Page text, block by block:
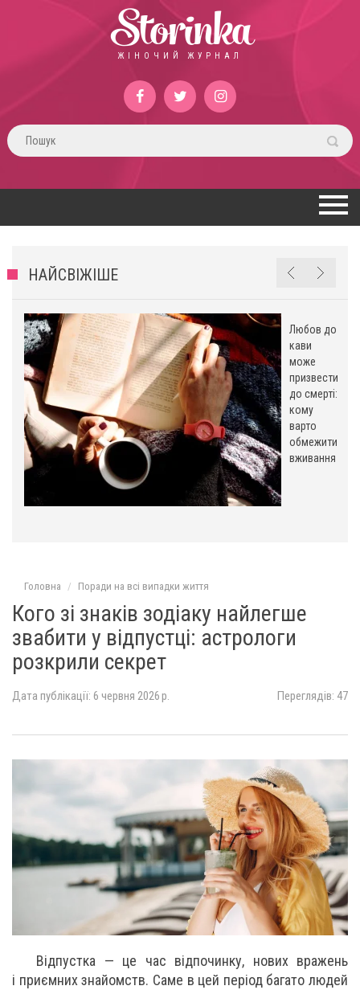
Storinka
ЖІНОЧИЙ ЖУРНАЛ
НАЙСВІЖІШЕ
Любов до
кави
може
призвести
до смерті:
кому
варто
обмежити
вживання
Головна Поради на всі випадки життя
Кого зі знаків зодіаку найлегше
звабити у відпустці: астрологи
розкрили секрет
Дата публікації: 6 червня 2026 р. Переглядів: 47
Відпустка — це час відпочинку, нових вражень
і приємних знайомств. Саме в цей період багато людей